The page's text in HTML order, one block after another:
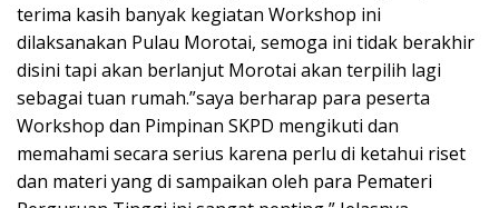
terima kasih banyak kegiatan Workshop ini
dilaksanakan Pulau Morotai, semoga ini tidak berakhir
disini tapi akan berlanjut Morotai akan terpilih lagi
sebagai tuan rumah.”saya berharap para peserta
Workshop dan Pimpinan SKPD mengikuti dan
memahami secara serius karena perlu di ketahui riset
dan materi yang di sampaikan oleh para Pemateri